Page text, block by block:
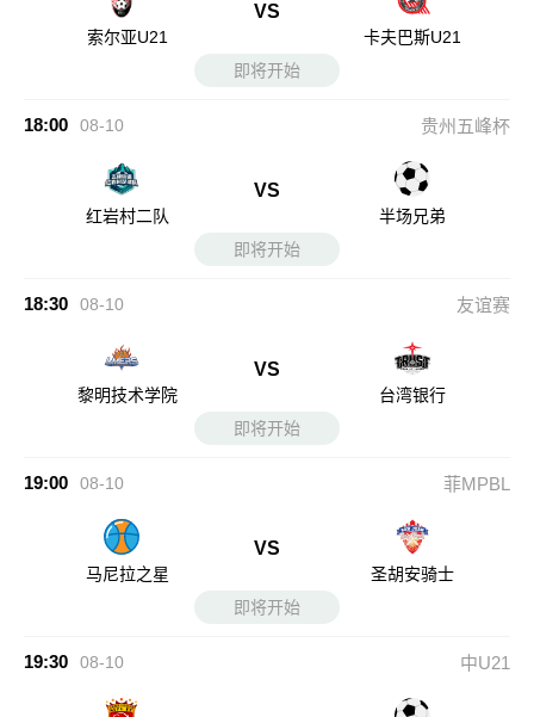
索尔亚U21
VS
卡夫巴斯U21
即将开始
18:00 08-10 贵州五峰杯
红岩村二队
VS
半场兄弟
即将开始
18:30 08-10 友谊赛
黎明技术学院
VS
台湾银行
即将开始
19:00 08-10 菲MPBL
马尼拉之星
VS
圣胡安骑士
即将开始
19:30 08-10 中U21